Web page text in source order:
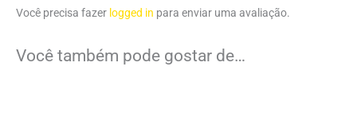
Você precisa fazer logged in para enviar uma avaliação.
Você também pode gostar de…